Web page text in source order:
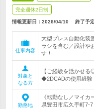
完全週休2日制
情報更新日：2026/04/10 終了予
仕事内容
大型プレス自動化装
ラシを含む／設計や
す！
対象と
なる方
【ご経験を活かせ
◆2DCADの使用経験
勤務地
《転勤なし／マイ
県豊田市広久手町7-